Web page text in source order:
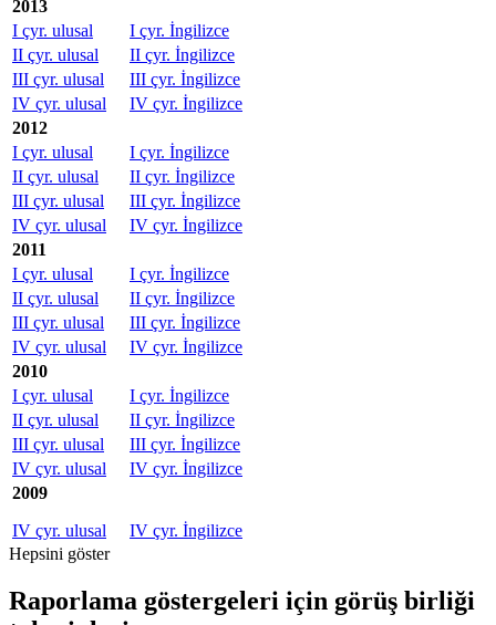
2013
I çyr. ulusal
I çyr. İngilizce
II çyr. ulusal
II çyr. İngilizce
III çyr. ulusal
III çyr. İngilizce
IV çyr. ulusal
IV çyr. İngilizce
2012
I çyr. ulusal
I çyr. İngilizce
II çyr. ulusal
II çyr. İngilizce
III çyr. ulusal
III çyr. İngilizce
IV çyr. ulusal
IV çyr. İngilizce
2011
I çyr. ulusal
I çyr. İngilizce
II çyr. ulusal
II çyr. İngilizce
III çyr. ulusal
III çyr. İngilizce
IV çyr. ulusal
IV çyr. İngilizce
2010
I çyr. ulusal
I çyr. İngilizce
II çyr. ulusal
II çyr. İngilizce
III çyr. ulusal
III çyr. İngilizce
IV çyr. ulusal
IV çyr. İngilizce
2009
IV çyr. ulusal
IV çyr. İngilizce
Hepsini göster
Raporlama göstergeleri için görüş birliği